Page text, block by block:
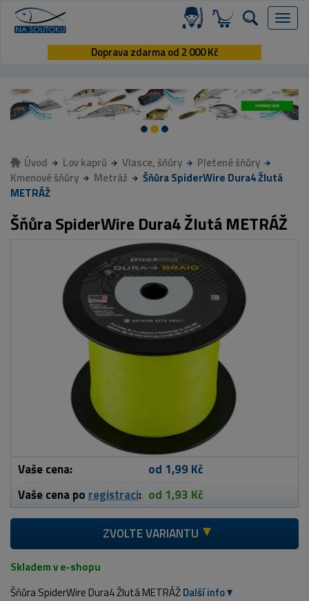
Menu
Doprava zdarma od 2 000 Kč
Úvod Lov kaprů Vlasce, šňůry
Pletené šňůry
Kmenové šňůry
Metráž
Šňůra SpiderWire Dura4 Žlutá
METRÁŽ
Šňůra SpiderWire Dura4 Žlutá METRÁŽ
Vaše cena:
od 1,99 Kč
Vaše cena po registraci: od 1,93 Kč
ZVOLTE VARIANTU
Skladem v e-shopu
Šňůra SpiderWire Dura4 Žlutá METRÁŽDalší info